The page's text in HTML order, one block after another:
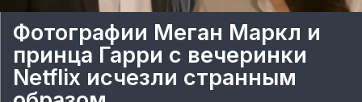
Фотографии Меган Маркл и
принца Гарри с вечеринки
Netflix исчезли странным